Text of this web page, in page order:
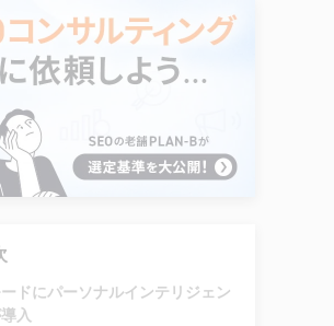
ドにパーソナルインテリジェン
入